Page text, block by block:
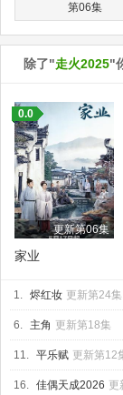
第06集
除了"走火2025"
更新第06集
0.0
家业
1. 烬红妆 更新第24集
6. 主角 更新第18集
11. 平乐赋 更新第12
16. 佳偶天成2026 更